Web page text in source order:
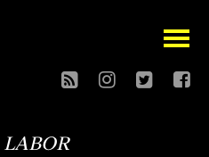
open
LABOR